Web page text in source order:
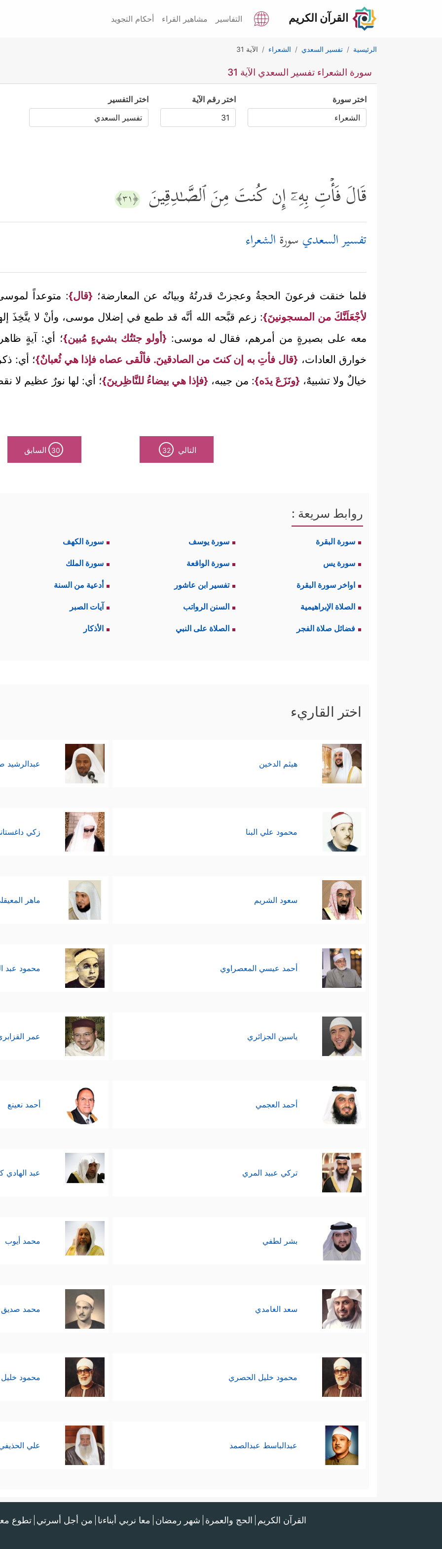
القرآن الكريم التفاسير مشاهير القراء أحكام التجويد
الرئيسية تفسير السعدي الشعراء الآية 31
سورة الشعراء تفسير السعدي الآية 31
اختر سورة اختر رقم الآية اختر التفسير
قَالَ فَأۡتِ بِهِۦۤ إِن كُنتَ مِنَ ٱلصَّـٰدِقِینَ ﴿٣١﴾
تفسير السعدي سورةالشعراء
فلما خنقت فرعونَ الحجةُ وعجزتْ قدرتُهُ وبيانُه عن المعارضة؛ {قال}: متوعداً
لأجْعَلَنَّكَ من المسجونينَ}: زعم قبَّحه الله أنَّه قد طمع في إضلال موسى، وأنْ لا يتَّخِذَ
معه على بصيرةٍ من أمرهم، فقال له موسى: {أولو جئتُك بشيءٍ مُبين}؛ أي: آيةٍ
خوارق العادات، {قال فأتِ به إن كنتَ من الصادقينَ. فألْقى عصاه فإذا هي ثُعبانٌ}؛ أي:
خيالٌ ولا تشبيهٌ، {ونَزَعَ يدَه}: من جيبه، {فإذا هي بيضاءُ للنَّاظِرينَ}؛ أي: لها نورٌ عظيم لا
التالي 32
30 السابق
روابط سريعة :
سورة البقرة سورة يوسف سورة الكهف
سورة يس سورة الواقعة سورة الملك
اواخر سورة البقرة تفسير ابن عاشور أدعية من السنة
الصلاة الإبراهيمية السنن الرواتب آيات الصبر
فضائل صلاة الفجر الصلاة على النبي الأذكار
اختر القاريء
هيثم الدخين عبدالرشيد
محمود علي البنا زكي
سعود الشريم ماهر
أحمد عيسي المعصراوي محمود عبد
ياسين الجزائري عمر
أحمد العجمي أحمد نعينع
تركي عبيد المري عبد الهادي
بشر لطفي محمد أيوب
سعد الغامدي محمد صديق
محمود خليل الحصري محمود
عبدالباسط عبدالصمد علي
القرآن الكريم الحج والعمرة شهر رمضان معا نربي أبناءنا من أجل أسرتي تطوع